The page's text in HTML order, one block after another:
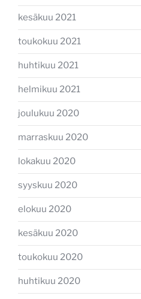
kesäkuu 2021
toukokuu 2021
huhtikuu 2021
helmikuu 2021
joulukuu 2020
marraskuu 2020
lokakuu 2020
syyskuu 2020
elokuu 2020
kesäkuu 2020
toukokuu 2020
huhtikuu 2020